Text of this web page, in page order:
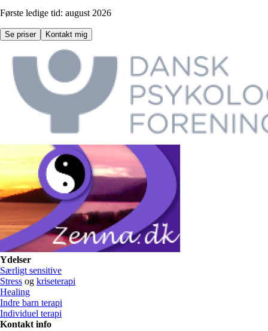
Første ledige tid: august 2026
Se priser Kontakt mig
Ydelser
Særligt sensitive
Stress og kriseterapi
Healing
Indre barn terapi
Individuel terapi
Kontakt info